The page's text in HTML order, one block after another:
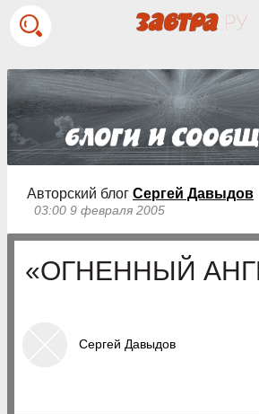
Авторский блог Сергей Давыдов
03:00 9 февраля 2005
«ОГНЕННЫЙ
Сергей Давыдов